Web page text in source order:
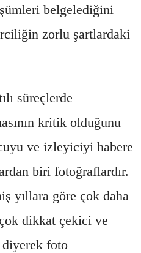
belgelediğini
zorlu şartlardaki
süreçlerde
kritik olduğunu
ve izleyiciyi habere
biri fotoğraflardır.
yıllara göre çok daha
dikkat çekici ve
diyerek foto